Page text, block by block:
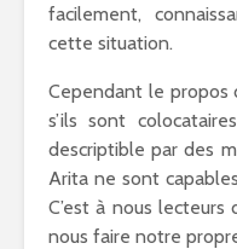
facilement,
cette situation.
Cependant le propos
s’ils sont
descriptible par des
Arita ne sont
C’est à nous
nous faire notre